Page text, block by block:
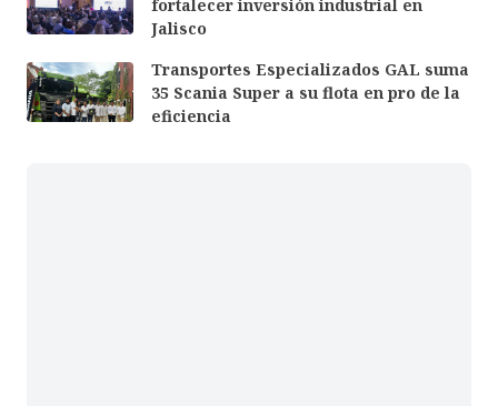
fortalecer inversión industrial en
Jalisco
Transportes Especializados GAL suma
35 Scania Super a su flota en pro de la
eficiencia